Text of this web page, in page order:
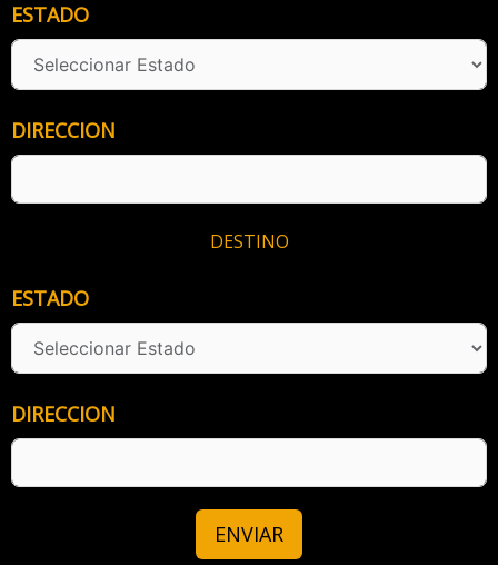
ESTADO
DIRECCION
DESTINO
ESTADO
DIRECCION
ENVIAR